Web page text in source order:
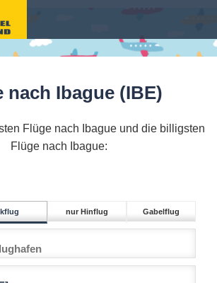
nach Ibague (IBE)
Flüge nach Ibague und die billigsten
Flüge nach Ibague:
nur Hinflug Gabelflug